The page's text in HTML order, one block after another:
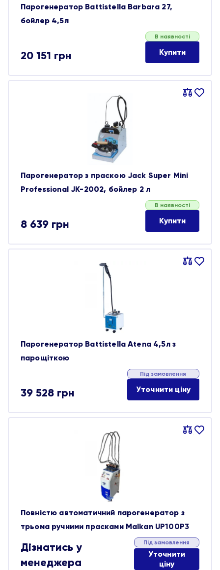
Парогенератор Battistella Barbara 27,
бойлер 4,5л
20 151 грн
В наявності
Купити
Порівняти
В
Парогенератор з праскою Jack Super Mini
Professional JK-2002, бойлер 2 л
8 639 грн
В наявності
Купити
Порівняти
В
Парогенератор Battistella Atena 4,5л з
парощіткою
39 528 грн
Під замовлення
Уточнити ціну
Порівняти
В
Повністю автоматичний парогенератор з
трьома ручними прасками Malkan UP100P3
Дізнатись у
менеджера
Під замовлення
Уточнити
ціну